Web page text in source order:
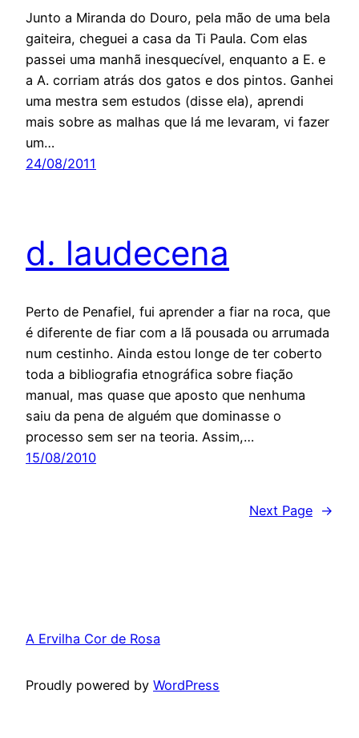
Junto a Miranda do Douro, pela mão de uma bela
gaiteira, cheguei a casa da Ti Paula. Com elas
passei uma manhã inesquecível, enquanto a E. e
a A. corriam atrás dos gatos e dos pintos. Ganhei
uma mestra sem estudos (disse ela), aprendi
mais sobre as malhas que lá me levaram, vi fazer
um…
24/08/2011
d. laudecena
Perto de Penafiel, fui aprender a fiar na roca, que
é diferente de fiar com a lã pousada ou arrumada
num cestinho. Ainda estou longe de ter coberto
toda a bibliografia etnográfica sobre fiação
manual, mas quase que aposto que nenhuma
saiu da pena de alguém que dominasse o
processo sem ser na teoria. Assim,…
15/08/2010
Next Page →
A Ervilha Cor de Rosa
Proudly powered by WordPress